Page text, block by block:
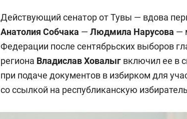
Действующий сенатор от Тувы — вдова
Анатолия Собчака — Людмила Нарусова —
Федерации после сентябрьских выборов
региона Владислав Ховалыг включил ее в
при подаче документов в избирком для
со ссылкой на республиканскую